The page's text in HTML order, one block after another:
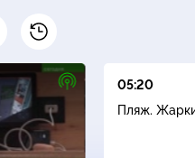
05:20
Пляж.